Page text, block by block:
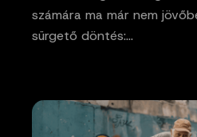
számára ma már nem
sürgető döntés:…